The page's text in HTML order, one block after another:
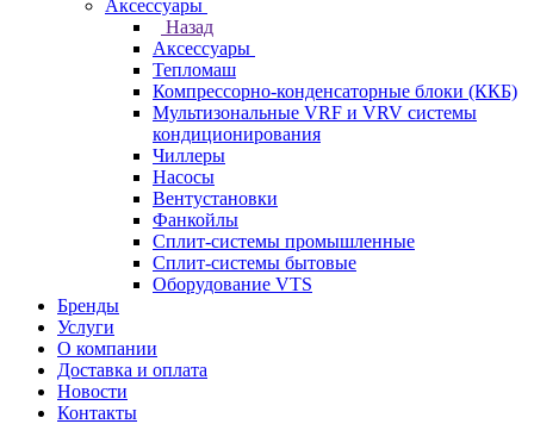
Аксессуары
Назад
Аксессуары
Тепломаш
Компрессорно-конденсаторные блоки (ККБ)
Мультизональные VRF и VRV системы
кондиционирования
Чиллеры
Насосы
Вентустановки
Фанкойлы
Сплит-системы промышленные
Сплит-системы бытовые
Оборудование VTS
Бренды
Услуги
О компании
Доставка и оплата
Новости
Контакты